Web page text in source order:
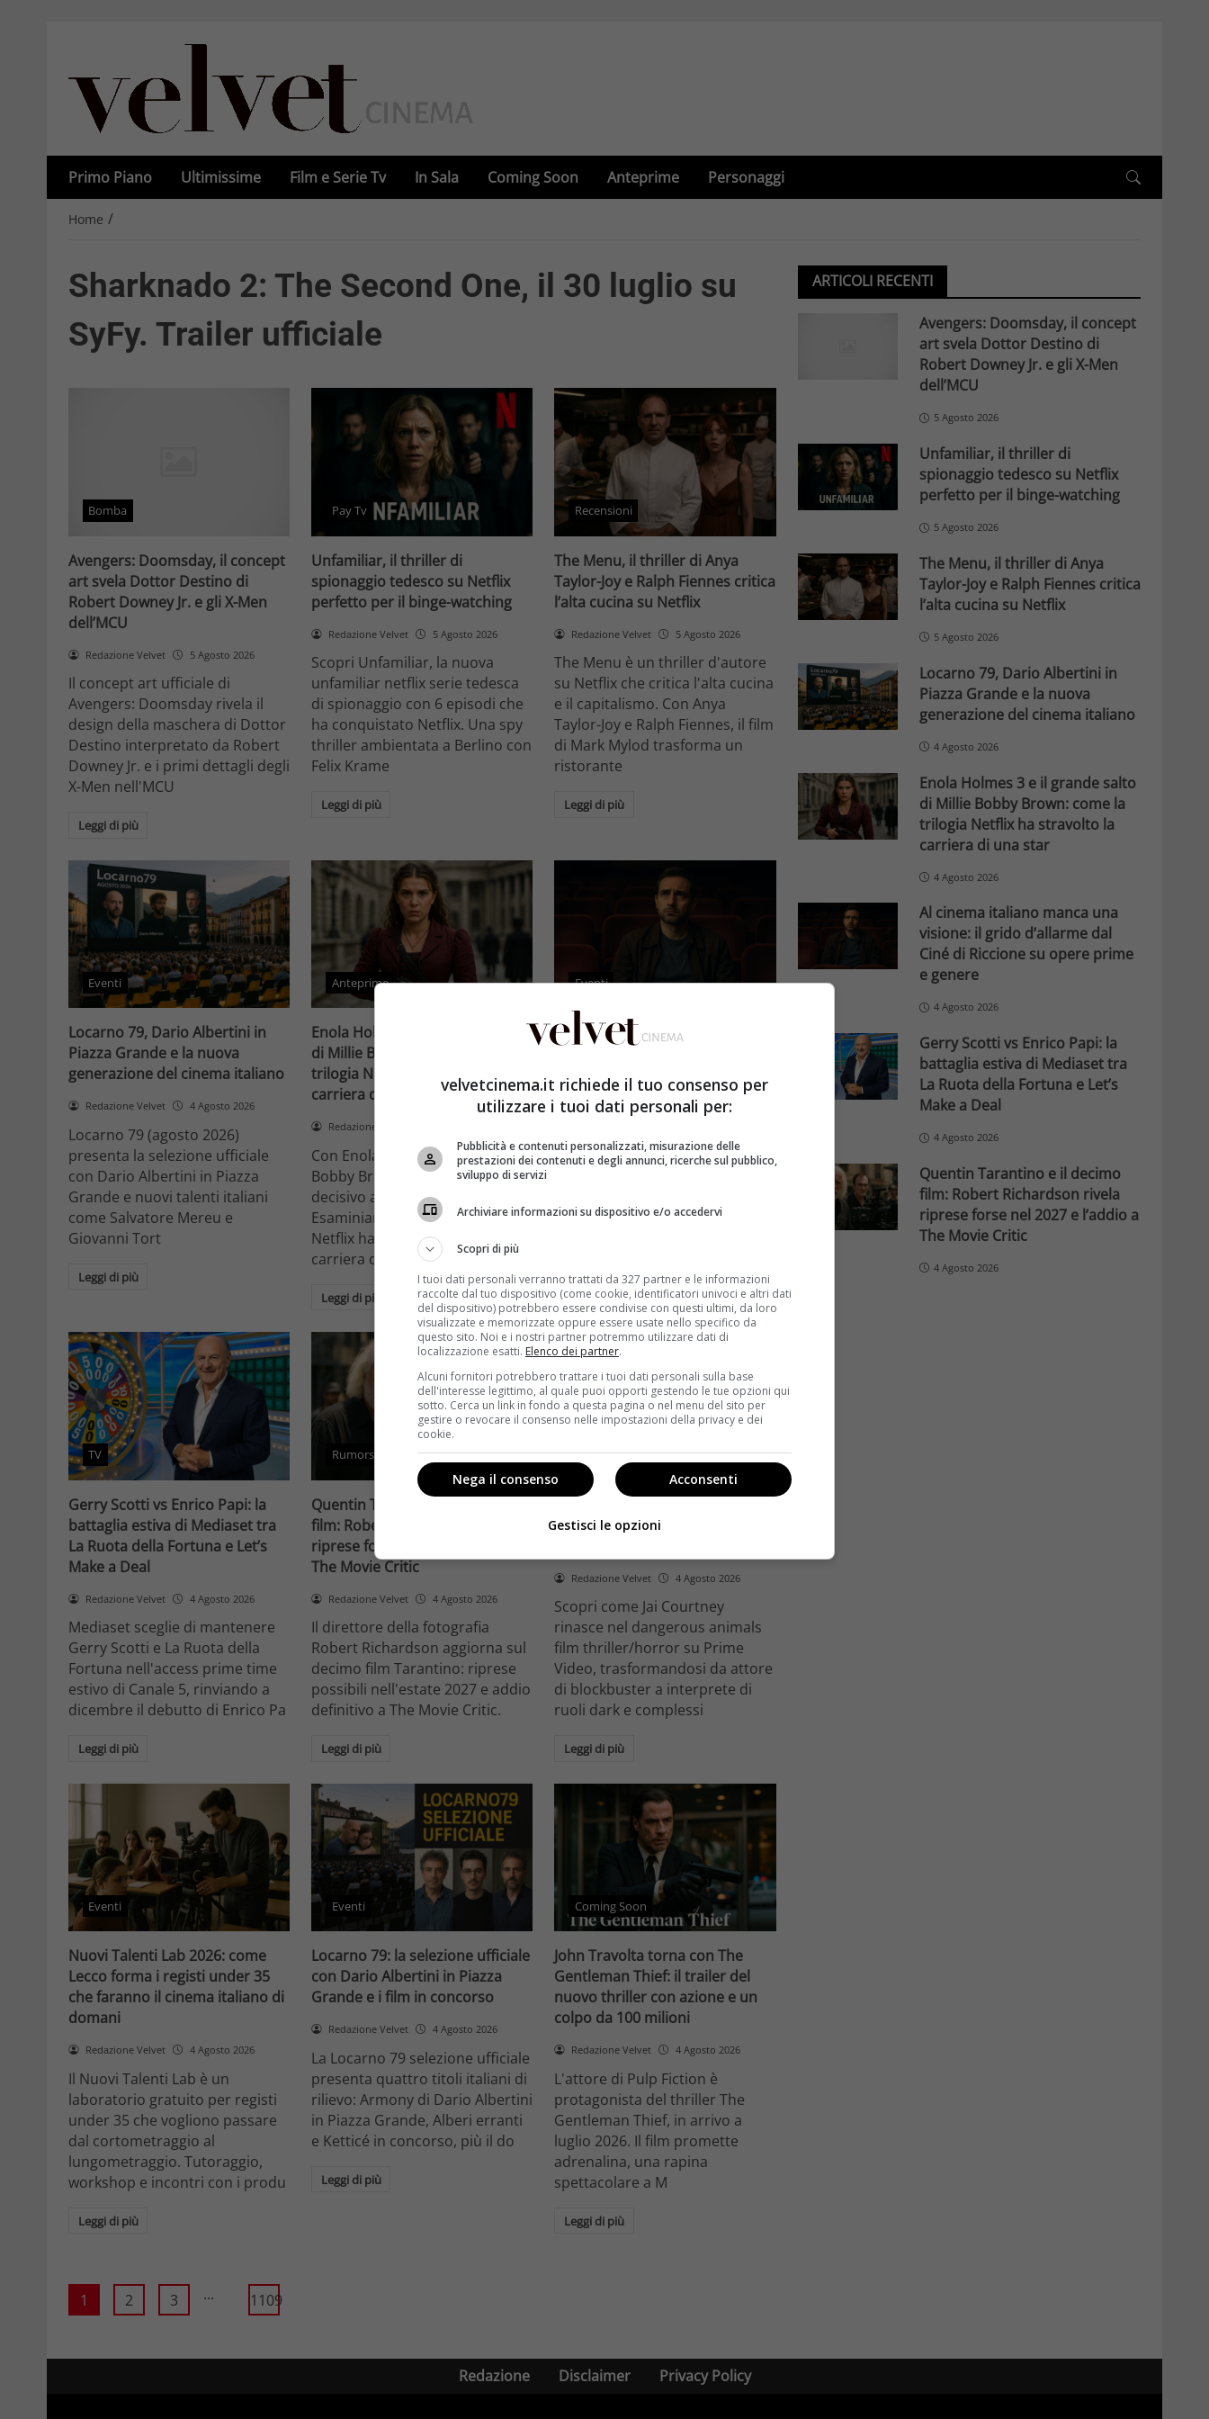
Primo Piano Ultimissime Film e Serie Tv In Sala Coming Soon Anteprime Personaggi
Home /
Sharknado 2: The Second One, il 30 luglio su
SyFy. Trailer ufficiale
Bomba
Avengers: Doomsday, il concept
art svela Dottor Destino di
Robert Downey Jr. e gli X-Men
dell’MCU
Redazione Velvet 5 Agosto 2026
Il concept art ufficiale di
Avengers: Doomsday rivela il
design della maschera di Dottor
Destino interpretato da Robert
Downey Jr. e i primi dettagli degli
X-Men nell'MCU
Leggi di più
Pay Tv
Unfamiliar, il thriller di
spionaggio tedesco su Netflix
perfetto per il binge-watching
Redazione Velvet 5 Agosto 2026
Scopri Unfamiliar, la nuova
unfamiliar netflix serie tedesca
di spionaggio con 6 episodi che
ha conquistato Netflix. Una spy
thriller ambientata a Berlino con
Felix Krame
Leggi di più
Recensioni
The Menu, il thriller di Anya
Taylor-Joy e Ralph Fiennes critica
l’alta cucina su Netflix
Redazione Velvet 5 Agosto 2026
The Menu è un thriller d'autore
su Netflix che critica l'alta cucina
e il capitalismo. Con Anya
Taylor-Joy e Ralph Fiennes, il film
di Mark Mylod trasforma un
ristorante
Leggi di più
Eventi
Locarno 79, Dario Albertini in
Piazza Grande e la nuova
generazione del cinema italiano
Redazione Velvet 4 Agosto 2026
Locarno 79 (agosto 2026)
presenta la selezione ufficiale
con Dario Albertini in Piazza
Grande e nuovi talenti italiani
come Salvatore Mereu e
Giovanni Tort
Leggi di più
Anteprime
Enola Holmes 3 e il grande salto
di Millie Bobby Brown: come la
trilogia Netflix ha stravolto la
carriera di una star
Redazione Velvet
Con Enola Holmes 3, Millie
Bobby Brown compie un salto
decisivo a Hollywood.
Esaminiamo come la trilogia
Netflix ha trasformato la sua
carriera da attrice
Leggi di più
Eventi
Al cinema italiano manca una
Ciné di Riccione su opere prime
e genere
Il cinema italiano opere prime
ricambio generazionale e
Leggi di più
TV
Gerry Scotti vs Enrico Papi: la
battaglia estiva di Mediaset tra
La Ruota della Fortuna e Let’s
Make a Deal
Redazione Velvet 4 Agosto 2026
Mediaset sceglie di mantenere
Gerry Scotti e La Ruota della
Fortuna nell'access prime time
estivo di Canale 5, rinviando a
dicembre il debutto di Enrico Pa
Leggi di più
Rumors
Quentin Tarantino e il decimo
film: Robert Richardson rivela
riprese forse nel 2027 e l’addio a
The Movie Critic
Redazione Velvet 4 Agosto 2026
Il direttore della fotografia
Robert Richardson aggiorna sul
decimo film Tarantino: riprese
possibili nell'estate 2027 e addio
definitivo a The Movie Critic.
Leggi di più
Anteprime
Dangerous Animals su Prime
Redazione Velvet 4 Agosto 2026
Scopri come Jai Courtney
rinasce nel dangerous animals
film thriller/horror su Prime
Video, trasformandosi da attore
di blockbuster a interprete di
ruoli dark e complessi
Leggi di più
Eventi
Nuovi Talenti Lab 2026: come
Lecco forma i registi under 35
che faranno il cinema italiano di
domani
Redazione Velvet 4 Agosto 2026
Il Nuovi Talenti Lab è un
laboratorio gratuito per registi
under 35 che vogliono passare
dal cortometraggio al
lungometraggio. Tutoraggio,
workshop e incontri con i produ
Leggi di più
Eventi
Locarno 79: la selezione ufficiale
con Dario Albertini in Piazza
Grande e i film in concorso
Redazione Velvet 4 Agosto 2026
La Locarno 79 selezione ufficiale
presenta quattro titoli italiani di
rilievo: Armony di Dario Albertini
in Piazza Grande, Alberi erranti
e Ketticé in concorso, più il do
Leggi di più
Coming Soon
John Travolta torna con The
Gentleman Thief: il trailer del
nuovo thriller con azione e un
colpo da 100 milioni
Redazione Velvet 4 Agosto 2026
L'attore di Pulp Fiction è
protagonista del thriller The
Gentleman Thief, in arrivo a
luglio 2026. Il film promette
adrenalina, una rapina
spettacolare a M
Leggi di più
1 2 3 ... 1109
ARTICOLI RECENTI
Avengers: Doomsday, il concept
art svela Dottor Destino di
Robert Downey Jr. e gli X-Men
dell’MCU
5 Agosto 2026
Unfamiliar, il thriller di
spionaggio tedesco su Netflix
perfetto per il binge-watching
5 Agosto 2026
The Menu, il thriller di Anya
Taylor-Joy e Ralph Fiennes critica
l’alta cucina su Netflix
5 Agosto 2026
Locarno 79, Dario Albertini in
Piazza Grande e la nuova
generazione del cinema italiano
4 Agosto 2026
Enola Holmes 3 e il grande salto
di Millie Bobby Brown: come la
trilogia Netflix ha stravolto la
carriera di una star
4 Agosto 2026
Al cinema italiano manca una
visione: il grido d’allarme dal
Ciné di Riccione su opere prime
e genere
4 Agosto 2026
Gerry Scotti vs Enrico Papi: la
battaglia estiva di Mediaset tra
La Ruota della Fortuna e Let’s
Make a Deal
4 Agosto 2026
Quentin Tarantino e il decimo
film: Robert Richardson rivela
riprese forse nel 2027 e l’addio a
The Movie Critic
4 Agosto 2026
Redazione Disclaimer Privacy Policy
velvetcinema.it richiede il tuo consenso per
utilizzare i tuoi dati personali per:
Pubblicità e contenuti personalizzati, misurazione delle
prestazioni dei contenuti e degli annunci, ricerche sul pubblico,
sviluppo di servizi
Archiviare informazioni su dispositivo e/o accedervi
Scopri di più
I tuoi dati personali verranno trattati da 327 partner e le informazioni
raccolte dal tuo dispositivo (come cookie, identificatori univoci e altri dati
del dispositivo) potrebbero essere condivise con questi ultimi, da loro
visualizzate e memorizzate oppure essere usate nello specifico da
questo sito. Noi e i nostri partner potremmo utilizzare dati di
localizzazione esatti. Elenco dei partner.
Alcuni fornitori potrebbero trattare i tuoi dati personali sulla base
dell'interesse legittimo, al quale puoi opporti gestendo le tue opzioni qui
sotto. Cerca un link in fondo a questa pagina o nel menu del sito per
gestire o revocare il consenso nelle impostazioni della privacy e dei
cookie.
Acconsenti
Nega il consenso
Gestisci le opzioni